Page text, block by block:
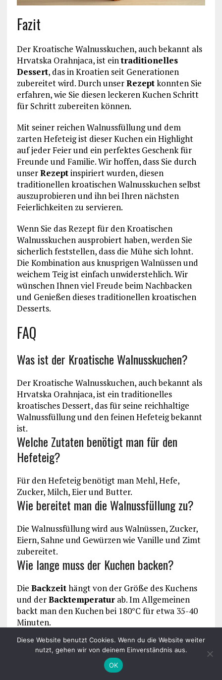
Fazit
Der Kroatische Walnusskuchen, auch bekannt als
Hrvatska Orahnjaca, ist eintraditionelles
Dessert, das in Kroatien seit Generationen
zubereitet wird. Durch unserRezeptkonnten Sie
erfahren, wie Sie diesen leckeren Kuchen Schritt
für Schritt zubereiten können.
Mit seiner reichen Walnussfüllung und dem
zarten Hefeteig ist dieser Kuchen ein Highlight
auf jeder Feier und ein perfektes Geschenk für
Freunde und Familie. Wir hoffen, dass Sie durch
unserRezeptinspiriert wurden, diesen
traditionellen kroatischen Walnusskuchen selbst
auszuprobieren und ihn bei Ihren nächsten
Feierlichkeiten zu servieren.
Wenn Sie das Rezept für den Kroatischen
Walnusskuchen ausprobiert haben, werden Sie
sicherlich feststellen, dass die Mühe sich lohnt.
Die Kombination aus knusprigen Walnüssen und
weichem Teig ist einfach unwiderstehlich. Wir
wünschen Ihnen viel Freude beim Nachbacken
und Genießen dieses traditionellen kroatischen
Desserts.
FAQ
Was ist der Kroatische Walnusskuchen?
Der Kroatische Walnusskuchen, auch bekannt als
Hrvatska Orahnjaca, ist ein traditionelles
kroatisches Dessert, das für seine reichhaltige
Walnussfüllung und den feinen Hefeteig bekannt
ist.
Welche Zutaten benötigt man für den
Hefeteig?
Für den Hefeteig benötigt man Mehl, Hefe,
Zucker, Milch, Eier und Butter.
Wie bereitet man die Walnussfüllung zu?
Die Walnussfüllung wird aus Walnüssen, Zucker,
Eiern, Sahne und Gewürzen wie Vanille und Zimt
zubereitet.
Wie lange muss der Kuchen backen?
Die Backzeithängt von der Größe des Kuchens
und derBacktemperaturab. Im Allgemeinen
backt man den Kuchen bei 180°C für etwa 35-40
Minuten.
Wie lagert man den Walnusskuchen am
besten?
Der Walnusskuchen sollte bei Raumtemperatur
Diese Website benutzt Cookies. Wenn du die Website weiter
nutzt, gehen wir von deinem Einverständnis aus.
OK